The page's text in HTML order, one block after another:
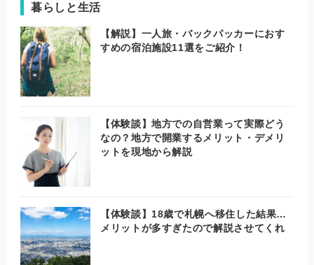
暮らしと生活
【解説】一人旅・バックパッカーにおす
すめの宿泊施設11選をご紹介！
【体験談】地方での自営業って実際どう
なの？地方で開業するメリット・デメリ
ットを現地から解説
【体験談】18歳で札幌へ移住した結果…
メリットが多すぎたので解説させてくれ